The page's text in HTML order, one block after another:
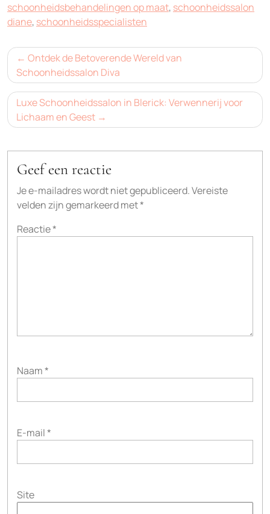
schoonheidsbehandelingen op maat, schoonheidssalon
diane, schoonheidsspecialisten
Bericht
navigatie
Ontdek de Betoverende Wereld van
Schoonheidssalon Diva
Luxe Schoonheidssalon in Blerick: Verwennerij voor
Lichaam en Geest
Geef een reactie
Je e-mailadres wordt niet gepubliceerd.Vereiste
velden zijn gemarkeerd met*
Reactie*
Naam*
E-mail*
Site